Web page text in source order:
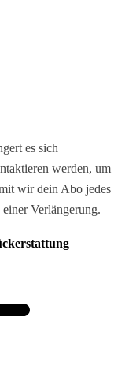
es sich
werden, um
wir dein Abo jedes
Verlängerung.